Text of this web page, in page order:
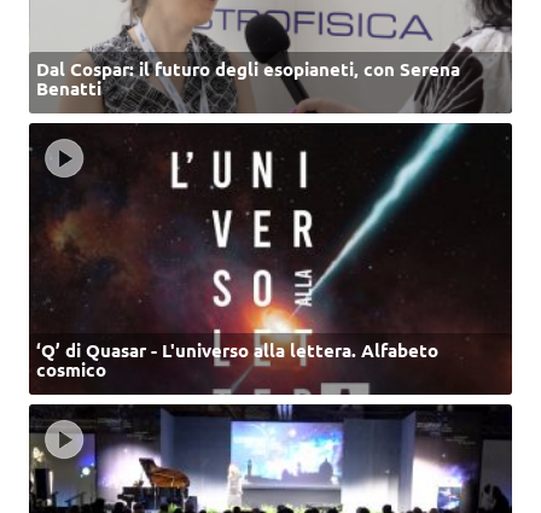
Dal Cospar: il futuro degli esopianeti, con Serena
Benatti
‘Q’ di Quasar - L'universo alla lettera. Alfabeto
cosmico